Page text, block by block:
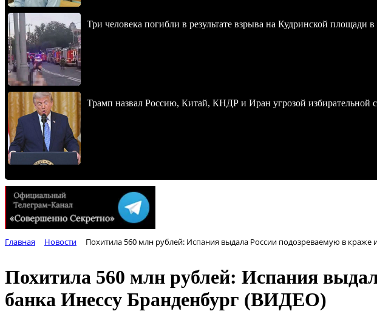
Три человека погибли в результате взрыва на Кудринской площади
Трамп назвал Россию, Китай, КНДР и Иран угрозой избирательной
Главная Новости Похитила 560 млн рублей: Испания выдала России подозреваемую в
Похитила 560 млн рублей: Испания
банка Инессу Бранденбург (ВИДЕО)